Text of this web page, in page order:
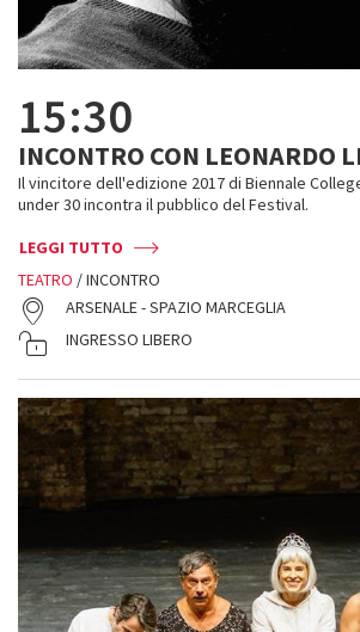
15:30
INCONTRO CON LEONARDO
Il vincitore dell'edizione 2017 di Biennale
under 30 incontra il pubblico del Festival.
LEGGI TUTTO
TEATRO / INCONTRO
ARSENALE - SPAZIO MARCEGLIA
INGRESSO LIBERO